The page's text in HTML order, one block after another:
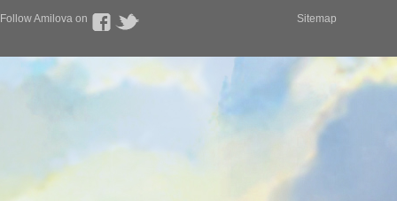
Follow Amilova on Sitemap